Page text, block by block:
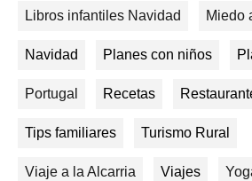
Libros infantiles Navidad Miedo
Navidad Planes con niños
Portugal Recetas
Tips familiares Turismo Rural
Viaje a la Alcarria Viajes